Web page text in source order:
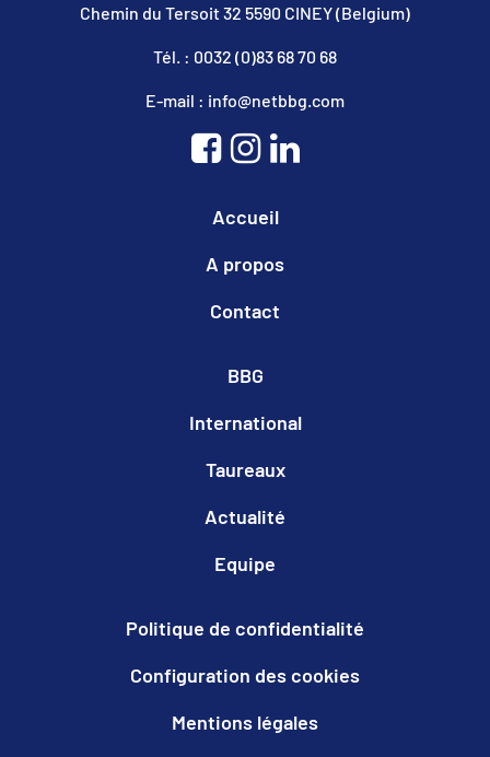
Chemin du Tersoit 32 5590 CINEY (Belgium)
Tél. : 0032 (0)83 68 70 68
E-mail : info@netbbg.com
Accueil
A propos
Contact
BBG
International
Taureaux
Actualité
Equipe
Politique de confidentialité
Configuration des cookies
Mentions légales